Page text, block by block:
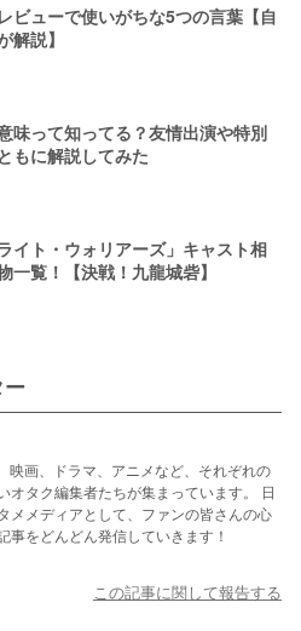
ビューで使いがちな5つの言葉【自
解説】
味って知ってる？友情出演や特別
もに解説してみた
イト・ウォリアーズ」キャスト相
一覧！【決戦！九龍城砦】
映画、ドラマ、アニメなど、それぞれの
オタク編集者たちが集まっています。 日
メメディアとして、ファンの皆さんの心
事をどんどん発信していきます！
この記事に関して報告する